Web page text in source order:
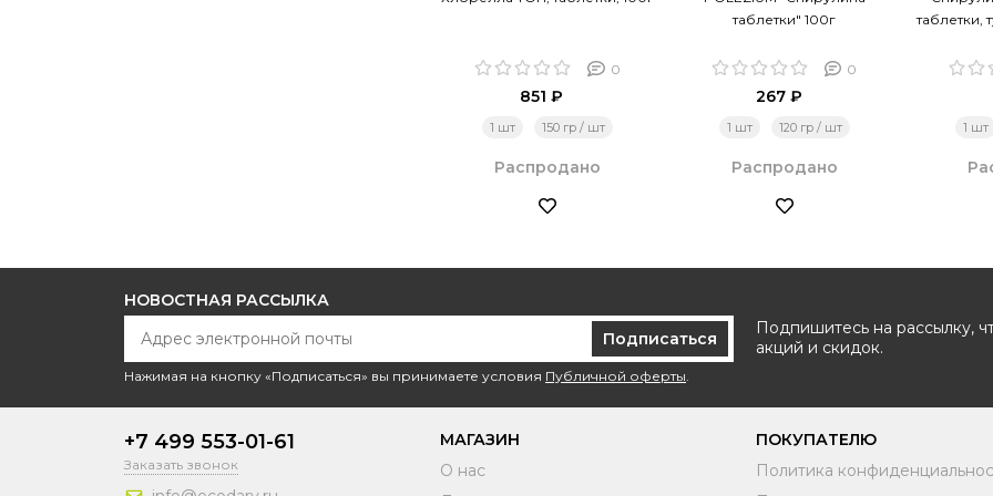
0
851 ₽
1 шт 150 гр / шт
Распродано
таблетки" 100г
0
267 ₽
1 шт 120 гр / шт
Распродано
таблетки,
1 шт
НОВОСТНАЯ РАССЫЛКА
Подписаться
Нажимая на кнопку «Подписаться» вы принимаете условия Публичной оферты
Подпишитесь на рассылку,
акций и скидок.
+7 499 553-01-61
Заказать звонок
МАГАЗИН
О нас
ПОКУПАТЕЛЮ
Политика